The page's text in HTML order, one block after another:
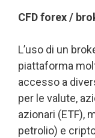
CFD forex /
L’uso di un
piattaforma
accesso a
per le valute,
azionari (ETF),
petrolio) e